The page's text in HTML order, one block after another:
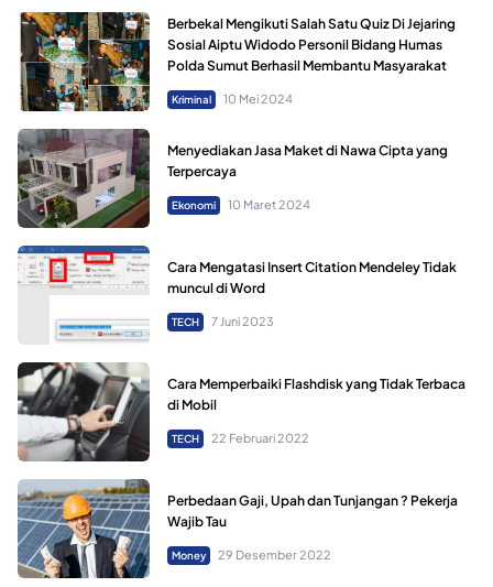
Berbekal Mengikuti Salah Satu Quiz Di Jejaring
Sosial Aiptu Widodo Personil Bidang Humas
Polda Sumut Berhasil Membantu Masyarakat
Kriminal 10 Mei 2024
Menyediakan Jasa Maket di Nawa Cipta yang
Terpercaya
Ekonomi 10 Maret 2024
Cara Mengatasi Insert Citation Mendeley Tidak
muncul di Word
TECH 7 Juni 2023
Cara Memperbaiki Flashdisk yang Tidak Terbaca
di Mobil
TECH 22 Februari 2022
Perbedaan Gaji, Upah dan Tunjangan ? Pekerja
Wajib Tau
Money 29 Desember 2022